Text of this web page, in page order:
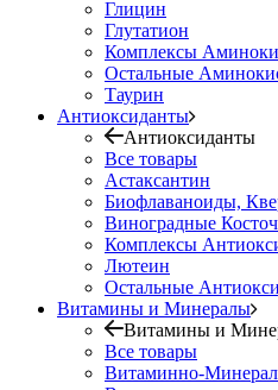
Глицин
Глутатион
Комплексы
Остальные
Таурин
Антиоксиданты
Антиоксиданты
Все товары
Астаксантин
Биофлаваноиды,
Виноградные
Комплексы
Лютеин
Остальные
Витамины и Минералы
Витамины и
Все товары
Витаминно-